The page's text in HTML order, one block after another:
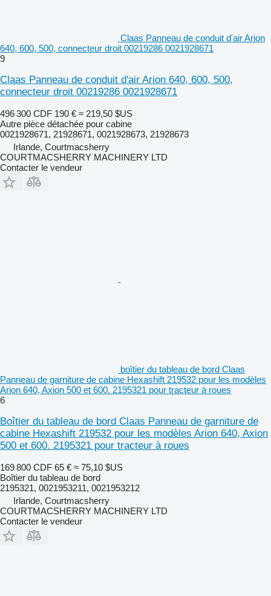
Claas Panneau de conduit d'air Arion
640, 600, 500, connecteur droit 00219286 0021928671
9
Claas Panneau de conduit d'air Arion 640, 600, 500,
connecteur droit 00219286 0021928671
496 300 CDF 190 € ≈ 219,50 $US
Autre pièce détachée pour cabine
0021928671, 21928671, 0021928673, 21928673
Irlande, Courtmacsherry
COURTMACSHERRY MACHINERY LTD
Contacter le vendeur
boîtier du tableau de bord Claas
Panneau de garniture de cabine Hexashift 219532 pour les modèles
Arion 640, Axion 500 et 600. 2195321 pour tracteur à roues
6
Boîtier du tableau de bord Claas Panneau de garniture de
cabine Hexashift 219532 pour les modèles Arion 640, Axion
500 et 600. 2195321 pour tracteur à roues
169 800 CDF 65 € ≈ 75,10 $US
Boîtier du tableau de bord
2195321, 0021953211, 0021953212
Irlande, Courtmacsherry
COURTMACSHERRY MACHINERY LTD
Contacter le vendeur